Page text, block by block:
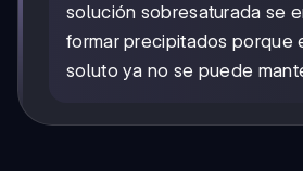
solución sobresaturada se
formar precipitados porque
soluto ya no se puede